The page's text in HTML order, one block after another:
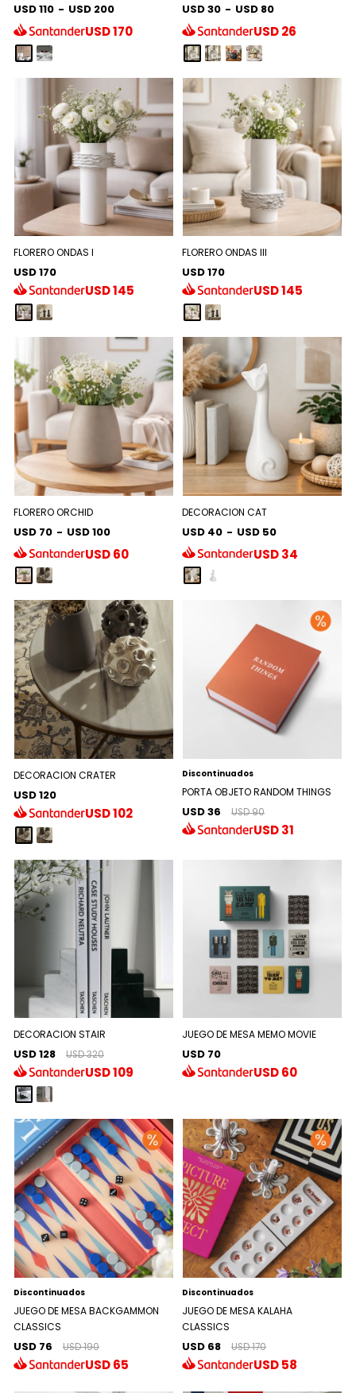
USD 110 - USD 200
USD170
USD 30 - USD 80
USD26
FLORERO ONDAS I
USD 170
USD145
FLORERO ONDAS III
USD 170
USD145
FLORERO ORCHID
USD 70 - USD 100
USD60
DECORACION CAT
USD 40 - USD 50
USD34
DECORACION CRATER
USD 120
USD102
Discontinuados
PORTA OBJETO RANDOM THINGS
USD 36 USD 90
USD31
DECORACION STAIR
USD 128 USD 320
USD109
JUEGO DE MESA MEMO MOVIE
USD 70
USD60
Discontinuados
JUEGO DE MESA BACKGAMMON
CLASSICS
USD 76 USD 190
USD65
Discontinuados
JUEGO DE MESA KALAHA
CLASSICS
USD 68 USD 170
USD58